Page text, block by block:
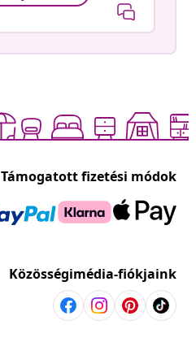
Támogatott fizetési módok
Közösségimédia-fiókjaink